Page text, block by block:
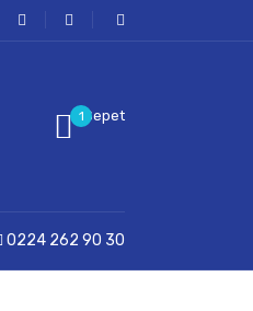
1 Sepet
0224 262 90 30